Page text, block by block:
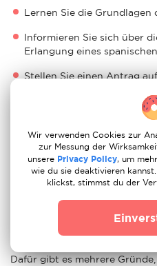
Lernen Sie die
Informieren Sie sich über
Erlangung eines
Stellen Sie einen Antrag
Lassen Sie vor Ihrer
übersetzen und legalisieren
Kaufen Sie eine lokale SIM-
Stellen Sie einen Antrag auf
Aufenthaltsgenehmigung
Stellen Sie einen Antrag
Ist ein Umzug nach
Dafür gibt es mehrere
Wir verwenden Cookies zur
zur Messung der
unsere Privacy Policy, um
wie du sie deaktivieren
klickst, stimmst du der